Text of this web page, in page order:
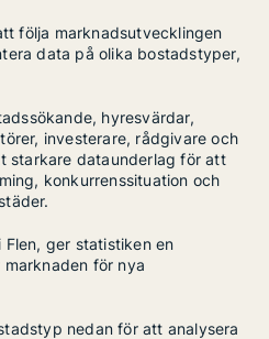
följa marknadsutvecklingen
data på olika bostadstyper,
hyresvärdar,
investerare, rådgivare och
starkare dataunderlag för att
konkurrenssituation och
Flen, ger statistiken en
för nya
nedan för att analysera